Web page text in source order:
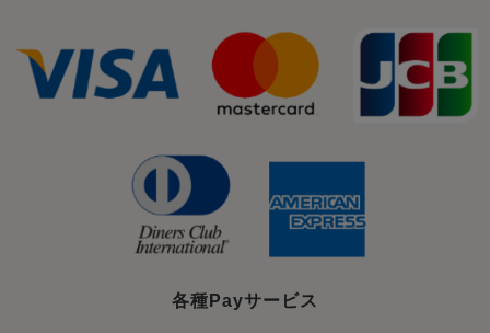
各種Payサービス